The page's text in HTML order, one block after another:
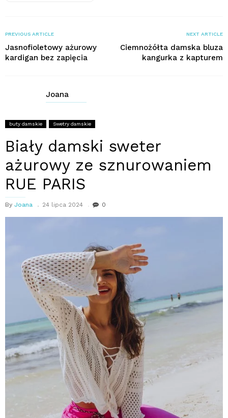
PREVIOUS ARTICLE
Jasnofioletowy ażurowy
kardigan bez zapięcia
NEXT ARTICLE
Ciemnożółta damska bluza
kangurka z kapturem
Joana
buty damskie Swetry damskie
Biały damski sweter
ażurowy ze sznurowaniem
RUE PARIS
By Joana 24 lipca 2024 0